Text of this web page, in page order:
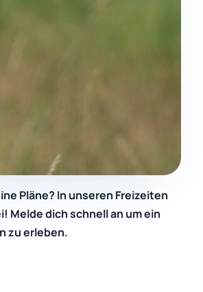
Pläne? In unseren Freizeiten
Melde dich schnell an um ein
zu erleben.